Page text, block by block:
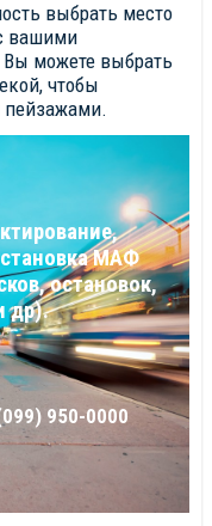
выбрать место
вашими
Вы можете выбрать
чтобы
пейзажами.
МАФ
остановок,
др).
950-0000